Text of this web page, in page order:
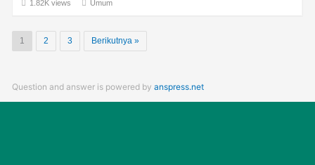
1.82K views Umum
1 2 3 Berikutnya »
Question and answer is powered byanspress.net